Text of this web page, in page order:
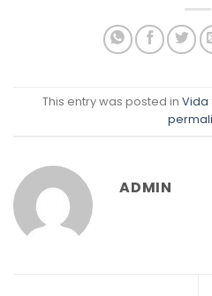
This entry was posted in Vida
ADMIN